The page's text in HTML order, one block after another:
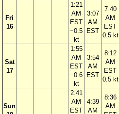
Fri
16
1:21
AM
EST
−0.5
kt
3:07
AM
EST
7:40
AM
EST
0.5 kt
Sat
17
1:55
AM
EST
−0.6
kt
3:54
AM
EST
8:12
AM
EST
0.5 kt
Sun
2:41
AM
EST
4:39
AM
8:36
AM